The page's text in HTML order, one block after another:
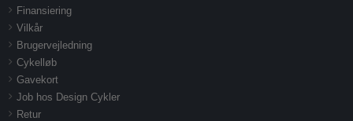
Finansiering
Vilkår
Brugervejledning
Cykelløb
Gavekort
Job hos Design Cykler
Retur